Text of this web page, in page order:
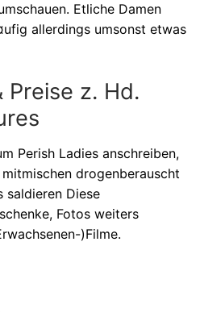
Etliche Damen
allerdings umsonst etwas
z. Hd.
Perish Ladies anschreiben,
drogenberauscht
saldieren Diese
Fotos weiters
)Filme.